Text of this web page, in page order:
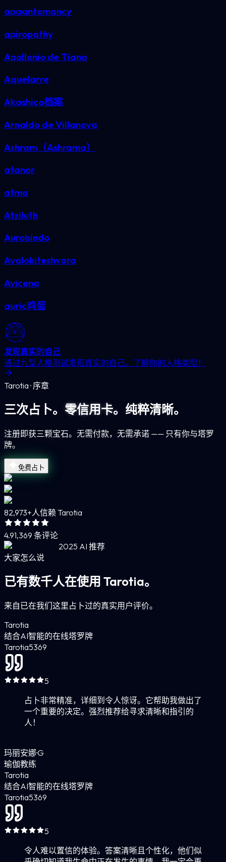
apaantomancy
apiropathy
Apollonio de Tiana
Aquelarre
Akashico档案
Arnaldo de Villanova
Ashram（Ashrama）
atanor
atma
Atziluth
Aurobindo
Avalokiteshvara
Avicena
auric鸡蛋
发现真实的自己
通过九型人格测试发现真实的自己。了解你的人格类型！
Tarotia · 序章
三次占卜。 零信用卡。 纯粹清晰。
注册即获三颗宝石。无需付款，无需承诺 —— 只有你与塔罗
牌。
免费占卜
82,973+人信赖 Tarotia
4.91,369 条评论
2025 AI 推荐
大家怎么说
已有数千人在使用 Tarotia。
来自已在我们这里占卜过的真实用户评价。
Tarotia
结合AI智能的在线塔罗牌
Tarotia5369
5
占卜非常精准，详细到令人惊讶。它帮助我做出了
一个重要的决定。强烈推荐给寻求清晰和指引的
人！
玛丽安娜·G
瑜伽教练
Tarotia
结合AI智能的在线塔罗牌
Tarotia5369
5
令人难以置信的体验。答案清晰且个性化，他们似